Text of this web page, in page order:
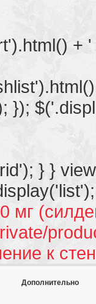
+ '
});
} }
мг
к
Дополнительно